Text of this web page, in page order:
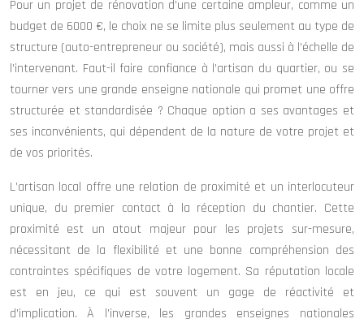
Pour un projet de rénovation d’une certaine ampleur, comme un
budget de 6000 €, le choix ne se limite plus seulement au type de
structure (auto-entrepreneur ou société), mais aussi à l’échelle de
l’intervenant. Faut-il faire confiance à l’artisan du quartier, ou se
tourner vers une grande enseigne nationale qui promet une offre
structurée et standardisée ? Chaque option a ses avantages et
ses inconvénients, qui dépendent de la nature de votre projet et
de vos priorités.
L’artisan local offre une relation de proximité et un interlocuteur
unique, du premier contact à la réception du chantier. Cette
proximité est un atout majeur pour les projets sur-mesure,
nécessitant de la flexibilité et une bonne compréhension des
contraintes spécifiques de votre logement. Sa réputation locale
est en jeu, ce qui est souvent un gage de réactivité et
d’implication. À l’inverse, les grandes enseignes nationales